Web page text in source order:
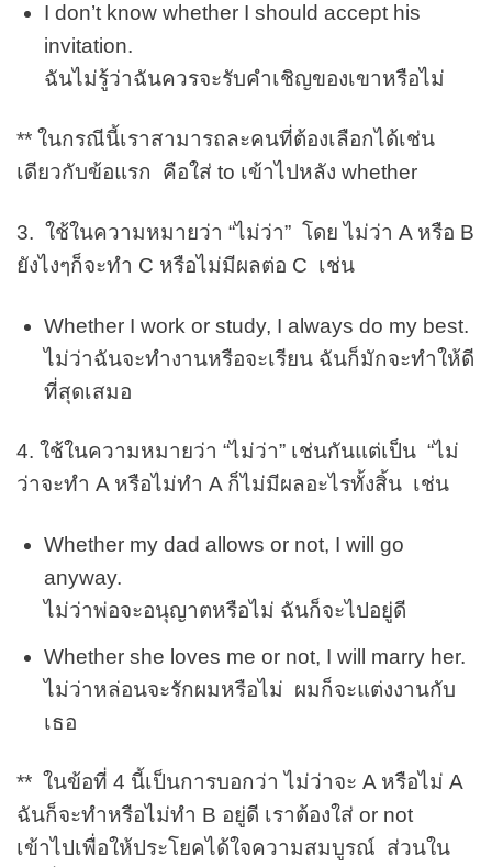
I don’t know whether I should accept his
invitation.
ฉันไม่รู้ว่าฉันควรจะรับคำเชิญของเขาหรือไม่
** ในกรณีนี้เราสามารถละคนที่ต้องเลือกได้เช่น
เดียวกับข้อแรก คือใส่ to เข้าไปหลัง whether
3. ใช้ในความหมายว่า “ไม่ว่า” โดย ไม่ว่า A หรือ B
ยังไงๆก็จะทำ C หรือไม่มีผลต่อ C เช่น
Whether I work or study, I always do my best.
ไม่ว่าฉันจะทำงานหรือจะเรียน ฉันก็มักจะทำให้ดี
ที่สุดเสมอ
4. ใช้ในความหมายว่า “ไม่ว่า” เช่นกันแต่เป็น “ไม่
ว่าจะทำ A หรือไม่ทำ A ก็ไม่มีผลอะไรทั้งสิ้น เช่น
Whether my dad allows or not, I will go
anyway.
ไม่ว่าพ่อจะอนุญาตหรือไม่ ฉันก็จะไปอยู่ดี
Whether she loves me or not, I will marry her.
ไม่ว่าหล่อนจะรักผมหรือไม่ ผมก็จะแต่งงานกับ
เธอ
** ในข้อที่ 4 นี้เป็นการบอกว่า ไม่ว่าจะ A หรือไม่ A
ฉันก็จะทำหรือไม่ทำ B อยู่ดี เราต้องใส่ or not
เข้าไปเพื่อให้ประโยคได้ใจความสมบูรณ์ ส่วนใน